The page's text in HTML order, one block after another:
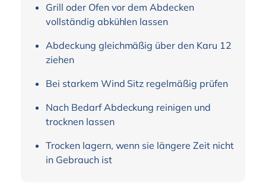
Grill oder Ofen vor dem Abdecken
vollständig abkühlen lassen
Abdeckung gleichmäßig über den Karu 12
ziehen
Bei starkem Wind Sitz regelmäßig prüfen
Nach Bedarf Abdeckung reinigen und
trocknen lassen
Trocken lagern, wenn sie längere Zeit nicht
in Gebrauch ist